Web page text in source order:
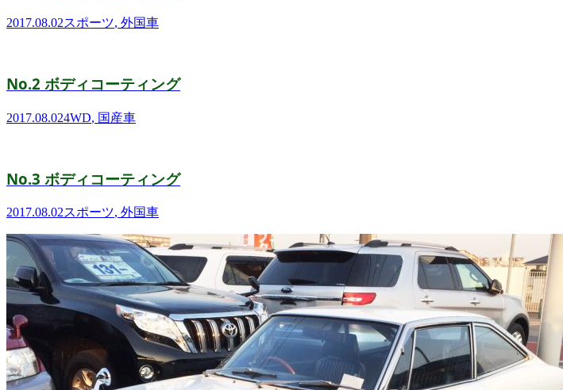
2017.08.02スポーツ, 外国車
No.2 ボディコーティング
2017.08.024WD, 国産車
No.3 ボディコーティング
2017.08.02スポーツ, 外国車